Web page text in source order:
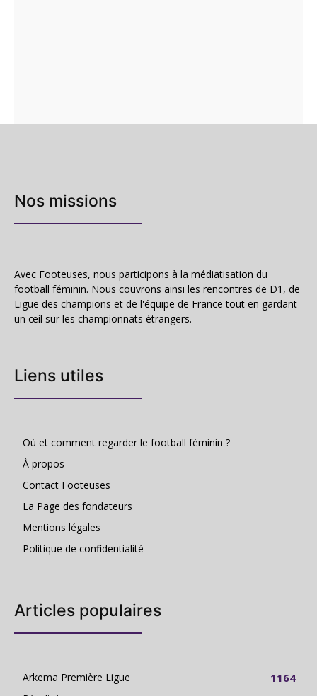
Nos missions
Avec Footeuses, nous participons à la médiatisation du
football féminin. Nous couvrons ainsi les rencontres de D1, de
Ligue des champions et de l'équipe de France tout en gardant
un œil sur les championnats étrangers.
Liens utiles
Où et comment regarder le football féminin ?
À propos
Contact Footeuses
La Page des fondateurs
Mentions légales
Politique de confidentialité
Articles populaires
Arkema Première Ligue 1164